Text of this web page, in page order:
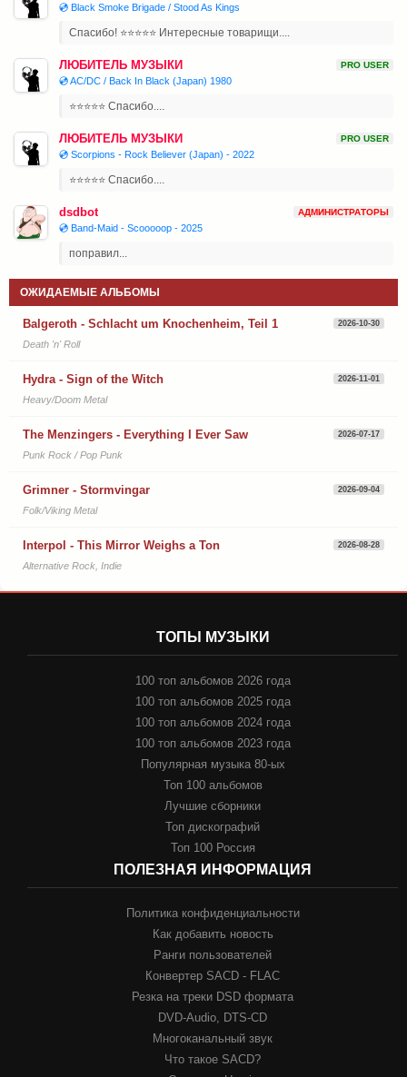
💿 Black Smoke Brigade / Stood As Kings
Спасибо! ⭐⭐⭐⭐⭐ Интересные товарищи....
ЛЮБИТЕЛЬ МУЗЫКИ PRO USER
💿 AC/DC / Back In Black (Japan) 1980
⭐⭐⭐⭐⭐ Спасибо....
ЛЮБИТЕЛЬ МУЗЫКИ PRO USER
💿 Scorpions - Rock Believer (Japan) - 2022
⭐⭐⭐⭐⭐ Спасибо....
dsdbot АДМИНИСТРАТОРЫ
💿 Band-Maid - Scooooop - 2025
поправил...
ОЖИДАЕМЫЕ АЛЬБОМЫ
Balgeroth - Schlacht um Knochenheim, Teil 1 2026-10-30
Death 'n' Roll
Hydra - Sign of the Witch 2026-11-01
Heavy/Doom Metal
The Menzingers - Everything I Ever Saw 2026-07-17
Punk Rock / Pop Punk
Grimner - Stormvingar 2026-09-04
Folk/Viking Metal
Interpol - This Mirror Weighs a Ton 2026-08-28
Alternative Rock, Indie
ТОПЫ МУЗЫКИ
100 топ альбомов 2026 года
100 топ альбомов 2025 года
100 топ альбомов 2024 года
100 топ альбомов 2023 года
Популярная музыка 80-ых
Топ 100 альбомов
Лучшие сборники
Топ дискографий
Топ 100 Россия
ПОЛЕЗНАЯ ИНФОРМАЦИЯ
Политика конфиденциальности
Как добавить новость
Ранги пользователей
Конвертер SACD - FLAC
Резка на треки DSD формата
DVD-Audio, DTS-CD
Многоканальный звук
Что такое SACD?